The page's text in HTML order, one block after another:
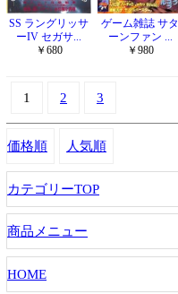
SS ラングリッサ
ーIV セガサ...
￥680
ゲーム雑誌 サタ
ーンファン ...
￥980
1 2 3
価格順 人気順
カテゴリーTOP
商品メニュー
HOME